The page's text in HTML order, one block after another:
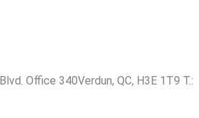
Office 340Verdun, QC, H3E 1T9 T.: